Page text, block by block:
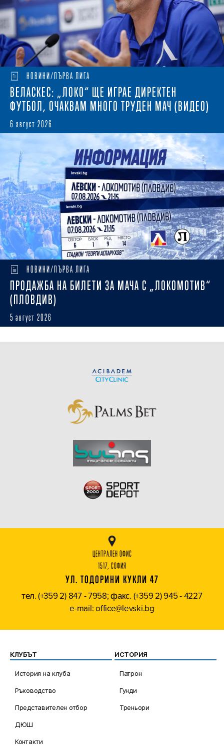
НОВИНИ/ПЪРВА ЛИГА
ВЕЛАСКЕС: „ЛОКО“ ЩЕ ИГРАЕ ДИРЕКТЕН
ФУТБОЛ, ОЧАКВАМ МНОГО ТРУДЕН МАЧ (ВИДЕО)
6 август 2026
НОВИНИ/ПЪРВА ЛИГА
ПРОДАЖБА НА БИЛЕТИ ЗА МАЧА С „ЛОКОМОТИВ“
(ПЛОВДИВ)
5 август 2026
ЦЕНТРАЛЕН ОФИС
1517, СОФИЯ
УЛ. ТОДОРИНИ КУКЛИ 47
тел. (+359 2) 847 - 7958; факс. (+359 2) 945 - 4227
e-mail: office@levski.bg
КЛУБЪТ
История на клуба
Ръководство
Представителен отбор
ДЮШ
Контакти
ИСТОРИЯ
Патрон
Гунди
Треньори